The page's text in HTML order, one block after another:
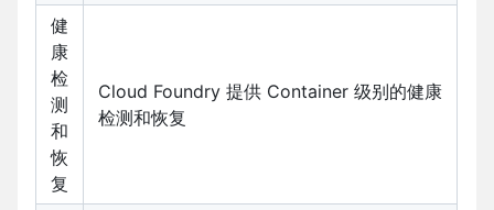
健
康
检
测
和
恢
复
Cloud Foundry 提供 Container 级别的健康
检测和恢复